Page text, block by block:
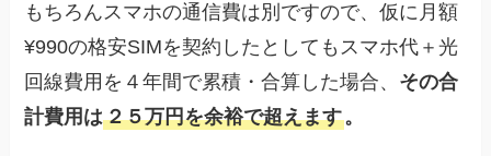
もちろんスマホの通信費は別ですので、仮に月額
¥990の格安SIMを契約したとしてもスマホ代＋光
回線費用を４年間で累積・合算した場合、 その合
計費用は２５万円を余裕で超えます。